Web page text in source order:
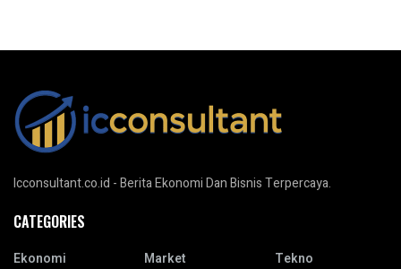
Icconsultant.co.id - Berita Ekonomi Dan Bisnis Terpercaya.
CATEGORIES
Ekonomi
Market
Tekno